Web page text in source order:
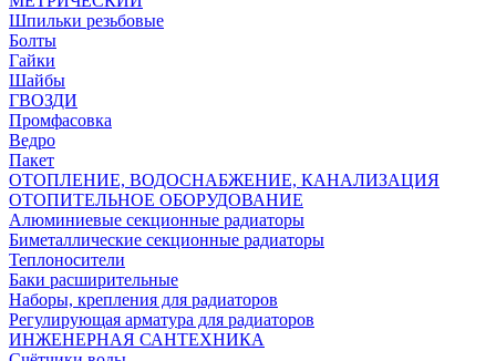
Шпильки резьбовые
Болты
Гайки
Шайбы
ГВОЗДИ
Промфасовка
Ведро
Пакет
ОТОПЛЕНИЕ, ВОДОСНАБЖЕНИЕ, КАНАЛИЗАЦИЯ
ОТОПИТЕЛЬНОЕ ОБОРУДОВАНИЕ
Алюминиевые секционные радиаторы
Биметаллические секционные радиаторы
Теплоносители
Баки расширительные
Наборы, крепления для радиаторов
Регулирующая арматура для радиаторов
ИНЖЕНЕРНАЯ САНТЕХНИКА